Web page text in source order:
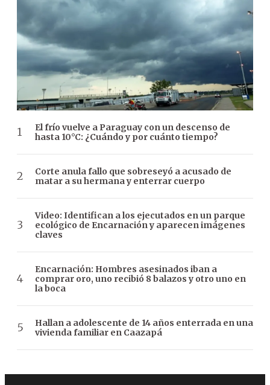
El frío vuelve a Paraguay con un descenso de
hasta 10°C: ¿Cuándo y por cuánto tiempo?
Corte anula fallo que sobreseyó a acusado de
matar a su hermana y enterrar cuerpo
Video: Identifican a los ejecutados en un parque
ecológico de Encarnación y aparecen imágenes
claves
Encarnación: Hombres asesinados iban a
comprar oro, uno recibió 8 balazos y otro uno en
la boca
Hallan a adolescente de 14 años enterrada en una
vivienda familiar en Caazapá